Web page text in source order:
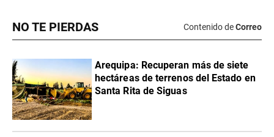
NO TE PIERDAS Contenido deCorreo
Arequipa: Recuperan más de siete
hectáreas de terrenos del Estado en
Santa Rita de Siguas